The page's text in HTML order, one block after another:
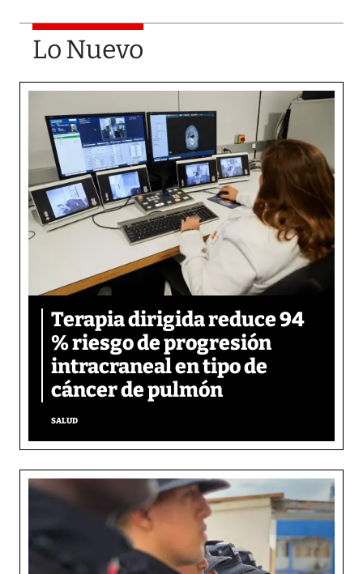
Lo Nuevo
Terapia dirigida reduce 94
% riesgo de progresión
intracraneal en tipo de
cáncer de pulmón
SALUD